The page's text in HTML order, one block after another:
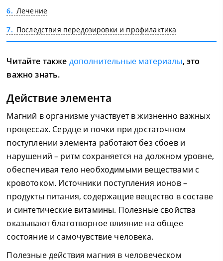
6
Лечение
7
Последствия передозировки и профилактика
Читайте также дополнительные материалы, это
важно знать.
Действие элемента
Магний в организме участвует в жизненно важных
процессах. Сердце и почки при достаточном
поступлении элемента работают без сбоев и
нарушений – ритм сохраняется на должном уровне,
обеспечивая тело необходимыми веществами с
кровотоком. Источники поступления ионов –
продукты питания, содержащие вещество в составе
и синтетические витамины. Полезные свойства
оказывают благотворное влияние на общее
состояние и самочувствие человека.
Полезные действия магния в человеческом